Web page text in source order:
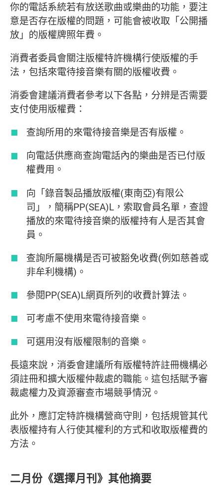
你的電話系統若有放送歌曲或樂曲的功能，要注
意是否存在版權的問題，可能會被收取「公開播
放」的版權牌照年費。
消費者委員會關注版權特許機構行使版權的手
法，包括來電待接音樂有關的版權收費。
消委會建議消費者參考以下各點，分辨是否需要
支付使用版權費：
查詢所用的來電待接音樂是否有版權。
向電話供應商查詢電話內的樂曲是否已付版
權費用。
向「錄音製品播放版權(東南亞)有限公
司」，簡稱PP(SEA)L，索取會員名單，查證
播放的來電待接音樂的版權持有人是否其會
員。
查詢所屬機構是否可被豁免收費(例如慈善或
非牟利機構)。
參閱PP(SEA)L網頁所列的收費計算法。
可考慮不使用來電待接音樂。
可選用沒有版權限制的音樂。
長遠來說，消委會建議所有版權特許註冊機構必
須註冊和擴大版權仲裁處的職能。這包括賦予審
裁處權力及資源審查市場競爭情況。
此外，應訂定特許機構營商守則，包括規管其代
表版權持有人行使其權利的方式和收取版權費的
方法。
二月份《選擇月刊》其他摘要